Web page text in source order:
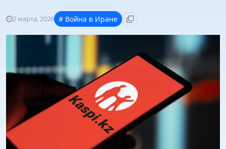
2 марта, 2026 # Война в Иране